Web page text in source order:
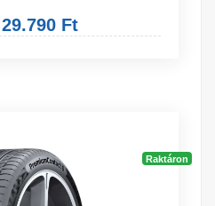
29.790 Ft
Raktáron